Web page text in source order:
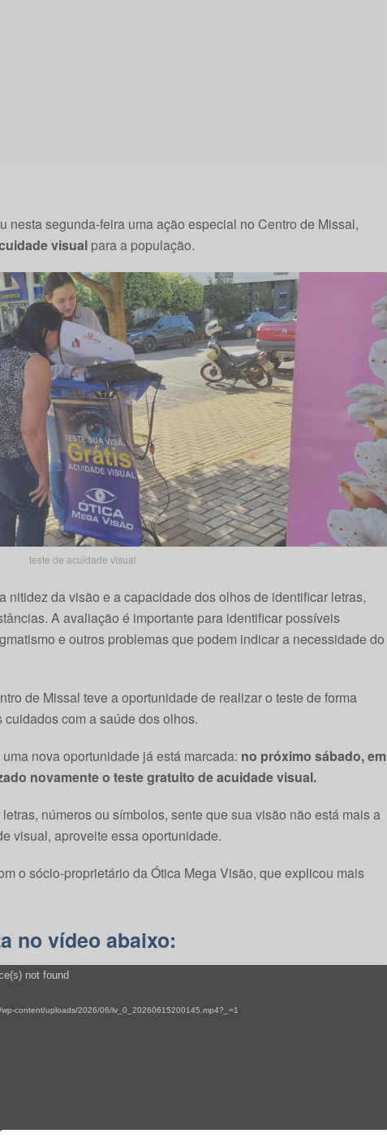
nesta segunda-feira uma ação especial no Centro de Missal,
visual para a população.
teste de acuidade visual
nitidez da visão e a capacidade dos olhos de identificar letras,
A avaliação é importante para identificar possíveis
e outros problemas que podem indicar a necessidade do
de Missal teve a oportunidade de realizar o teste de forma
com a saúde dos olhos.
nova oportunidade já está marcada: no próximo sábado, em
novamente o teste gratuito de acuidade visual.
números ou símbolos, sente que sua visão não está mais a
visual, aproveite essa oportunidade.
o sócio-proprietário da Ótica Mega Visão, que explicou mais
no vídeo abaixo:
not found
content/uploads/2026/06/lv_0_20260615200145.mp4?_=1